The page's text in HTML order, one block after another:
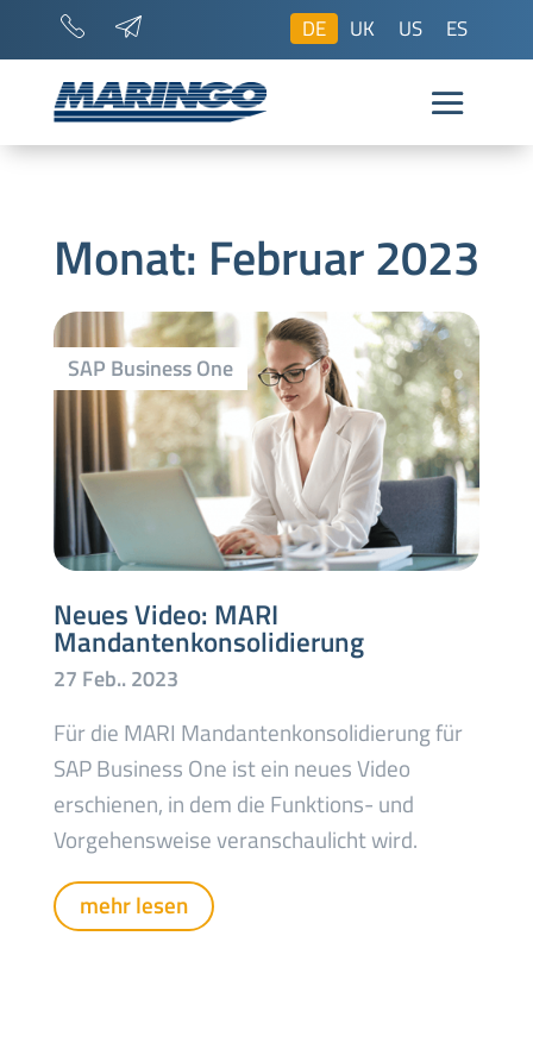
DE UK US ES
Monat: Februar 2023
Neues Video: MARI
Mandantenkonsolidierung
Für die MARI Mandantenkonsolidierung für
SAP Business One ist ein neues Video
erschienen, in dem die Funktions- und
Vorgehensweise veranschaulicht wird.
mehr lesen